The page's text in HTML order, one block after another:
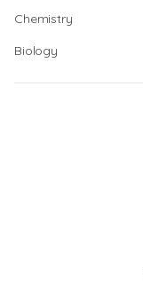
Chemistry
Biology